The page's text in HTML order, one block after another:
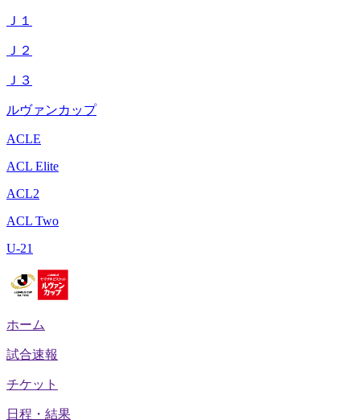
Ｊ１
Ｊ２
Ｊ３
ルヴァンカップ
ACLE
ACL Elite
ACL2
ACL Two
U-21
ホーム
試合速報
チケット
日程・結果